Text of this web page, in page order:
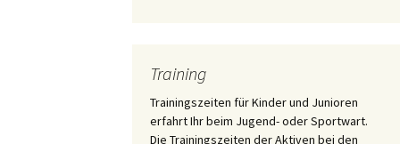
Training
Trainingszeiten für Kinder und Junioren
erfahrt Ihr beim Jugend- oder Sportwart.
Die Trainingszeiten der Aktiven bei den